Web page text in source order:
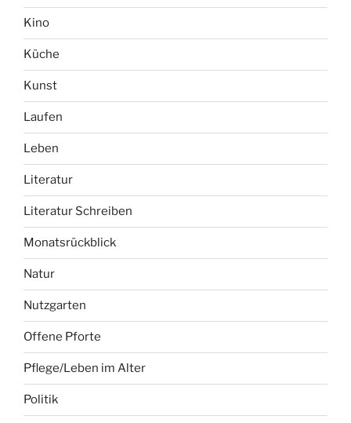
Kino
Küche
Kunst
Laufen
Leben
Literatur
Literatur Schreiben
Monatsrückblick
Natur
Nutzgarten
Offene Pforte
Pflege/Leben im Alter
Politik